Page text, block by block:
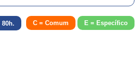
80h. C = Comum E = Específico